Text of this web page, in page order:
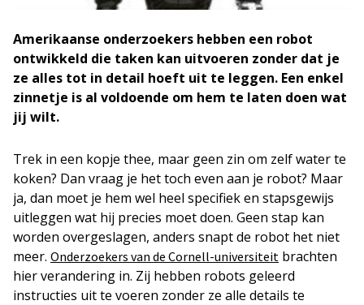
Amerikaanse onderzoekers hebben een robot
ontwikkeld die taken kan uitvoeren zonder dat je
ze alles tot in detail hoeft uit te leggen. Een enkel
zinnetje is al voldoende om hem te laten doen wat
jij wilt.
Trek in een kopje thee, maar geen zin om zelf water te
koken? Dan vraag je het toch even aan je robot? Maar
ja, dan moet je hem wel heel specifiek en stapsgewijs
uitleggen wat hij precies moet doen. Geen stap kan
worden overgeslagen, anders snapt de robot het niet
meer. Onderzoekers van de Cornell-universiteit brachten
hier verandering in. Zij hebben robots geleerd
instructies uit te voeren zonder ze alle details te